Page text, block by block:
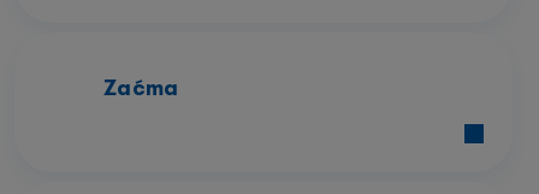
Zaćma